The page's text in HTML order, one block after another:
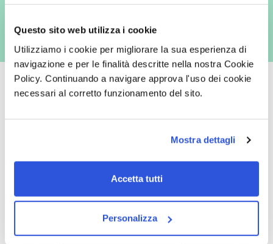
Questo sito web utilizza i cookie
Utilizziamo i cookie per migliorare la sua esperienza di
navigazione e per le finalità descritte nella nostra Cookie
Policy. Continuando a navigare approva l'uso dei cookie
necessari al corretto funzionamento del sito.
Mostra dettagli
Accetta tutti
Personalizza
Oltre 50.000 prodotti
per soddisfare tutte le esigenze.
Spedizione gratuita
la spedizione la regaliamo noi.